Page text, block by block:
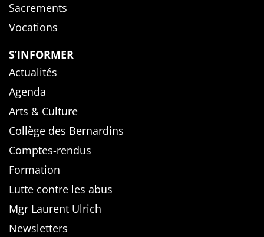
Sacrements
Vocations
S’INFORMER
Actualités
Agenda
Arts & Culture
Collège des Bernardins
Comptes-rendus
Formation
Lutte contre les abus
Mgr Laurent Ulrich
Newsletters